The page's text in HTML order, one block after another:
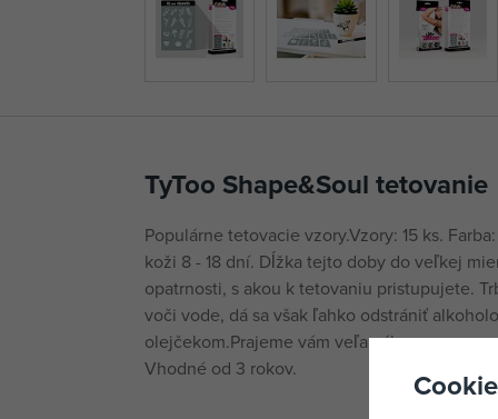
TyToo Shape&Soul tetovanie
Populárne tetovacie vzory.Vzory: 15 ks.
koži 8 - 18 dní. Dĺžka tejto doby do veľkej
opatrnosti, s akou k tetovaniu pristupujete.
voči vode, dá sa však ľahko odstrániť
olejčekom.Prajeme vám veľa zábavy.
Vhodné od 3 rokov.